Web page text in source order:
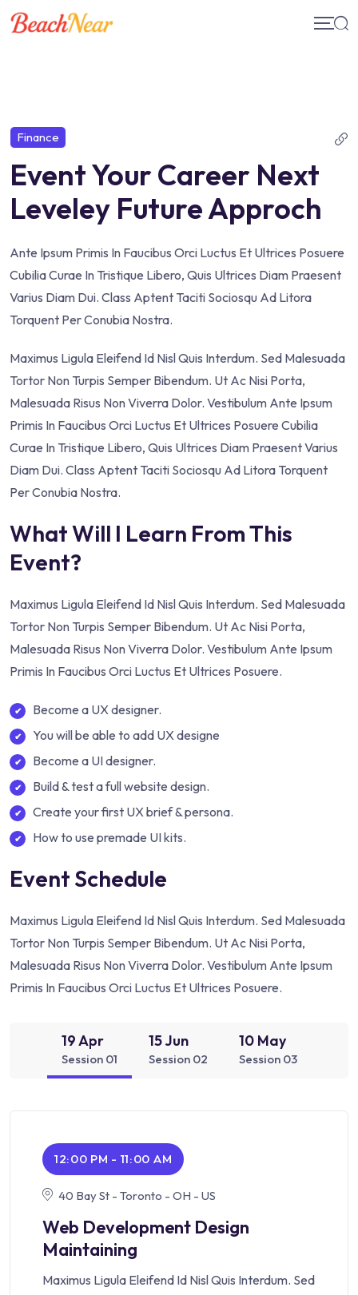
Skip
Finance
Event Your Career Next
Leveley Future Approch
Ante Ipsum Primis In Faucibus Orci Luctus Et Ultrices Posuere
Cubilia Curae In Tristique Libero, Quis Ultrices Diam Praesent
Varius Diam Dui. Class Aptent Taciti Sociosqu Ad Litora
Torquent Per Conubia Nostra.
Maximus Ligula Eleifend Id Nisl Quis Interdum. Sed Malesuada
Tortor Non Turpis Semper Bibendum. Ut Ac Nisi Porta,
Malesuada Risus Non Viverra Dolor. Vestibulum Ante Ipsum
Primis In Faucibus Orci Luctus Et Ultrices Posuere Cubilia
Curae In Tristique Libero, Quis Ultrices Diam Praesent Varius
Diam Dui. Class Aptent Taciti Sociosqu Ad Litora Torquent
Per Conubia Nostra.
What Will I Learn From This
Event?
Maximus Ligula Eleifend Id Nisl Quis Interdum. Sed Malesuada
Tortor Non Turpis Semper Bibendum. Ut Ac Nisi Porta,
Malesuada Risus Non Viverra Dolor. Vestibulum Ante Ipsum
Primis In Faucibus Orci Luctus Et Ultrices Posuere.
Become a UX designer.
You will be able to add UX designe
Become a UI designer.
Build & test a full website design.
Create your first UX brief & persona.
How to use premade UI kits.
Event Schedule
Maximus Ligula Eleifend Id Nisl Quis Interdum. Sed Malesuada
Tortor Non Turpis Semper Bibendum. Ut Ac Nisi Porta,
Malesuada Risus Non Viverra Dolor. Vestibulum Ante Ipsum
Primis In Faucibus Orci Luctus Et Ultrices Posuere.
19 Apr
Session 01
15 Jun
Session 02
10 May
Session 03
12:00 PM - 11:00 AM
40 Bay St - Toronto - OH - US
Web Development Design
Maintaining
Maximus Ligula Eleifend Id Nisl Quis Interdum. Sed